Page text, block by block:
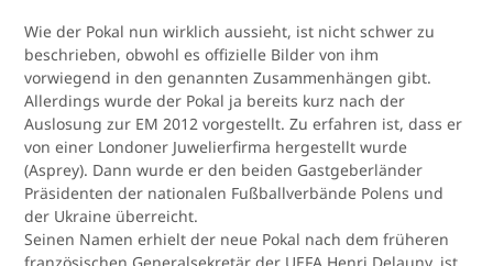
Wie der Pokal nun wirklich aussieht, ist nicht schwer zu
beschrieben, obwohl es offizielle Bilder von ihm
vorwiegend in den genannten Zusammenhängen gibt.
Allerdings wurde der Pokal ja bereits kurz nach der
Auslosung zur EM 2012 vorgestellt. Zu erfahren ist, dass er
von einer Londoner Juwelierfirma hergestellt wurde
(Asprey). Dann wurde er den beiden Gastgeberländer
Präsidenten der nationalen Fußballverbände Polens und
der Ukraine überreicht.
Seinen Namen erhielt der neue Pokal nach dem früheren